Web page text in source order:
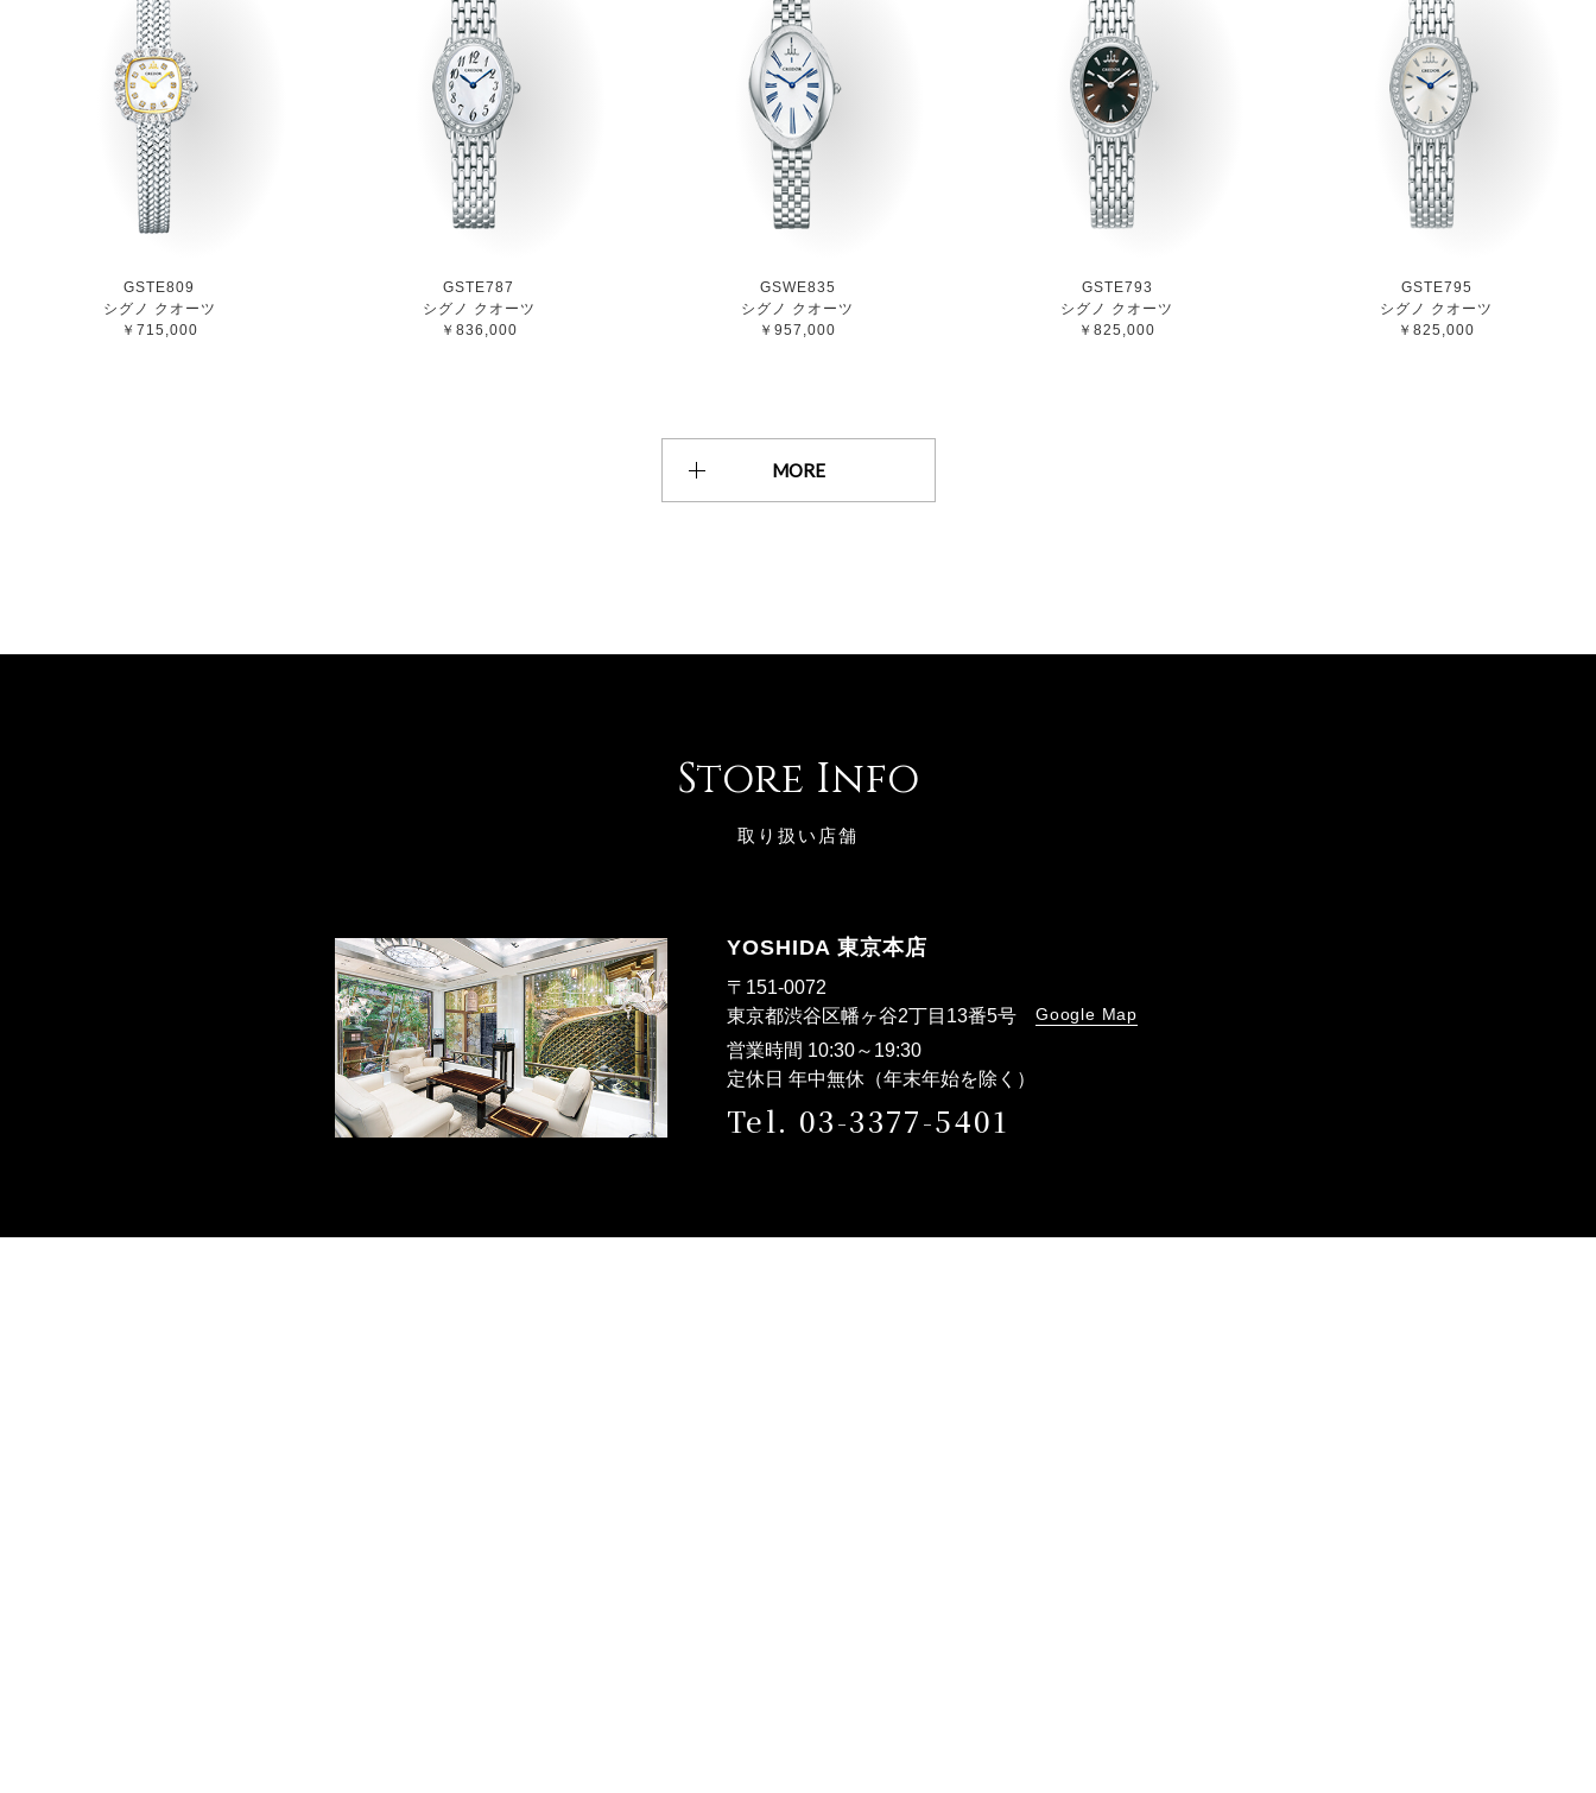
GSTE809
シグノ クオーツ
￥715,000
GSTE787
シグノ クオーツ
￥836,000
GSWE835
シグノ クオーツ
￥957,000
GSTE793
シグノ クオーツ
￥825,000
GSTE795
シグノ クオーツ
￥825,000
MORE
Store Info
取り扱い店舗
YOSHIDA 東京本店
〒151-0072
東京都渋谷区幡ヶ谷2丁目13番5号 Google Map
営業時間 10:30～19:30
定休日 年中無休（年末年始を除く）
Tel. 03-3377-5401